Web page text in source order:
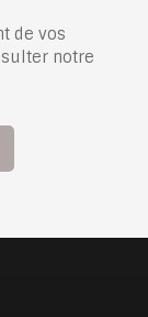
de vos
notre